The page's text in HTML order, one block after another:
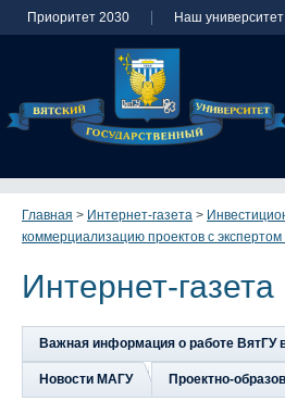
Приоритет 2030 Наш университет
Главная > Интернет-газета >
коммерциализацию проектов с
Интернет-газета
Важная информация о работе ВятГУ
Новости МАГУ Проектно-